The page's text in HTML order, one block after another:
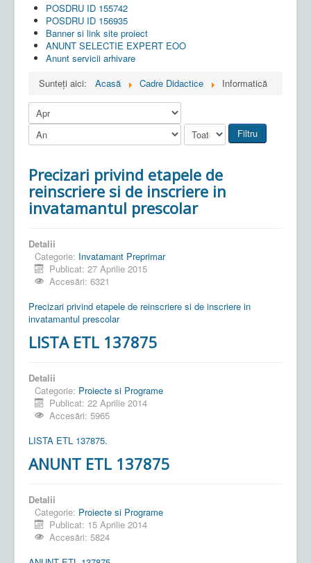
POSDRU ID 155742
POSDRU ID 156935
Banner si link site proiect
ANUNT SELECTIE EXPERT EOO
Anunt servicii arhivare
Sunteți aici:
Acasă Cadre Didactice Informatică
Filtru
Precizari privind etapele de
reinscriere si de inscriere in
invatamantul prescolar
Detalii
Categorie: Invatamant Preprimar
Publicat: 27 Aprilie 2015
Accesări: 6321
Precizari privind etapele de reinscriere si de inscriere in
invatamantul prescolar
LISTA ETL 137875
Detalii
Categorie: Proiecte si Programe
Publicat: 22 Aprilie 2014
Accesări: 5965
LISTA ETL 137875.
ANUNT ETL 137875
Detalii
Categorie: Proiecte si Programe
Publicat: 15 Aprilie 2014
Accesări: 5824